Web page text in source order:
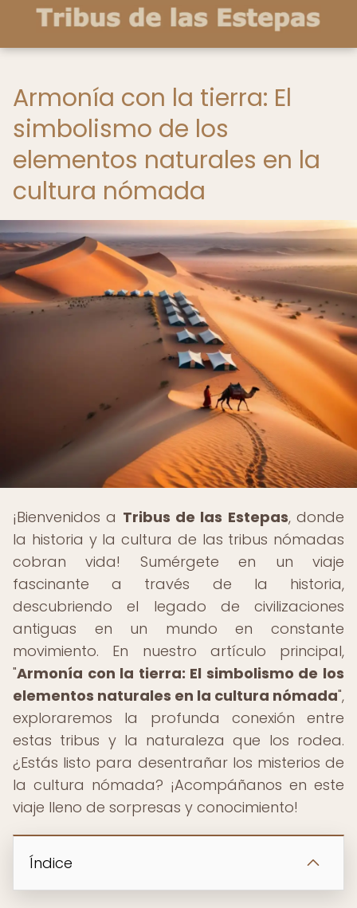
Armonía con la tierra: El
simbolismo de los
elementos naturales en la
cultura nómada
¡Bienvenidos a Tribus de las Estepas, donde
la historia y la cultura de las tribus nómadas
cobran vida! Sumérgete en un viaje
fascinante a través de la historia,
descubriendo el legado de civilizaciones
antiguas en un mundo en constante
movimiento. En nuestro artículo principal,
"Armonía con la tierra: El simbolismo de los
elementos naturales en la cultura nómada",
exploraremos la profunda conexión entre
estas tribus y la naturaleza que los rodea.
¿Estás listo para desentrañar los misterios de
la cultura nómada? ¡Acompáñanos en este
viaje lleno de sorpresas y conocimiento!
Índice